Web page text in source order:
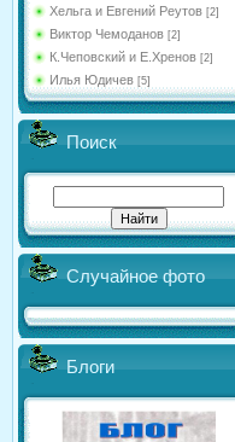
Хельга и Евгений Реутов [2]
Виктор Чемоданов [2]
К.Чеповский и Е.Хренов [2]
Илья Юдичев [5]
Поиск
Случайное фото
Блоги